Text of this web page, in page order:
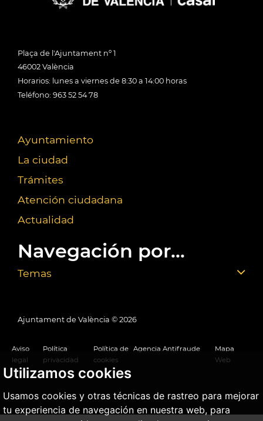
Utilizamos cookies
Usamos cookies y otras técnicas de rastreo para mejorar
tu experiencia de navegación en nuestra web, para
Plaça de l'Ajuntament nº 1
46002 València
Horarios: lunes a viernes de 8:30 a 14:00 horas
Teléfono: 963 52 54 78
Ayuntamiento
La ciudad
Trámites
Atención ciudadana
Actualidad
Navegación por...
Temas
Ajuntament de València © 2026
Aviso
legal
Política
privacidad
Política de
cookies
Agencia Antifraude
Mapa
Web